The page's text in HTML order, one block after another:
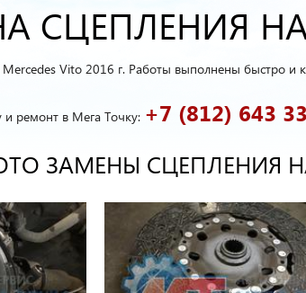
СЦЕПЛЕНИЯ НА
Vito 2016 г. Работы выполнены быстро и
и ремонт в Мега Точку: +7 (812) 643
ЗАМЕНЫ СЦЕПЛЕНИЯ НА